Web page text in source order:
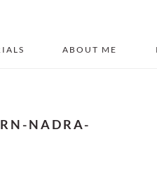
ABOUT ME
NADRA-